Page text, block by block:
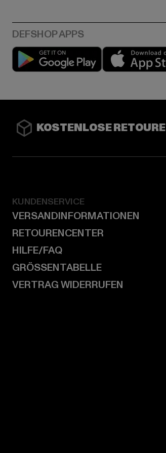
Play market
KOSTENLOSE RETOURE
KUNDENSERVICE
VERSANDINFORMATIONEN
RETOURENCENTER
HILFE/FAQ
GRÖSSENTABELLE
VERTRAG WIDERRUFEN